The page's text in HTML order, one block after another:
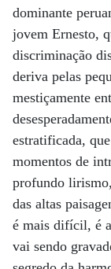
dominante
jovem Ernesto,
discriminação
deriva pelas
mestiçamente
estratificada,
momentos de
profundo
das altas
é mais difícil, é
vai sendo